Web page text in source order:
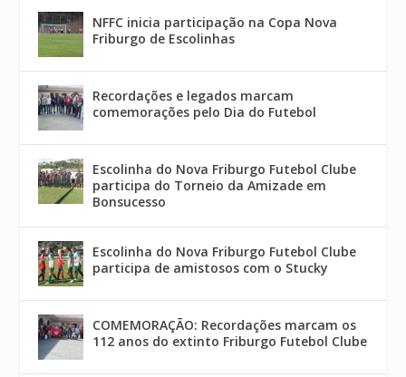
NFFC inicia participação na Copa Nova
Friburgo de Escolinhas
Recordações e legados marcam
comemorações pelo Dia do Futebol
Escolinha do Nova Friburgo Futebol Clube
participa do Torneio da Amizade em
Bonsucesso
Escolinha do Nova Friburgo Futebol Clube
participa de amistosos com o Stucky
COMEMORAÇÃO: Recordações marcam os
112 anos do extinto Friburgo Futebol Clube